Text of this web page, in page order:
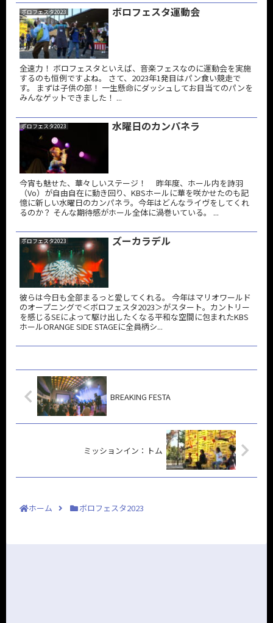
ボロフェスタ2023 ボロフェスタ運動会
全速力！ ボロフェスタといえば、音楽フェスなのに運動会を実施
するのも恒例ですよね。 さて、2023年1発目はパン食い競走で
す。 まずは子供の部！ 一生懸命にダッシュしてお目当てのパンを
みんなゲットできました！ ...
ボロフェスタ2023 水曜日のカンパネラ
今宵も魅せた、華々しいステージ！ 昨年度、ホール内を詩羽
（Vo）が自由自在に動き回り、KBSホールに華を咲かせたのも記
憶に新しい水曜日のカンパネラ。今年はどんなライヴをしてくれ
るのか？ そんな期待感がホール全体に渦巻いている。 ...
ボロフェスタ2023 ズーカラデル
彼らは今日も全部まるっと愛してくれる。 今年はマリオワールド
のオープニングで＜ボロフェスタ2023＞がスタート。カントリー
を感じるSEによって駆け出したくなる平和な空間に包まれたKBS
ホールORANGE SIDE STAGEに全員柄シ...
BREAKING FESTA
ミッションイン：トム
ホーム ボロフェスタ2023